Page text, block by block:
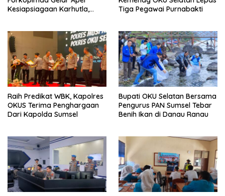
Kesiapsiagaan Karhutla,
Tiga Pegawai Purnabakti
Raih Predikat WBK, Kapolres
OKUS Terima Penghargaan
Dari Kapolda Sumsel
Bupati OKU Selatan Bersama
Pengurus PAN Sumsel Tebar
Benih Ikan di Danau Ranau